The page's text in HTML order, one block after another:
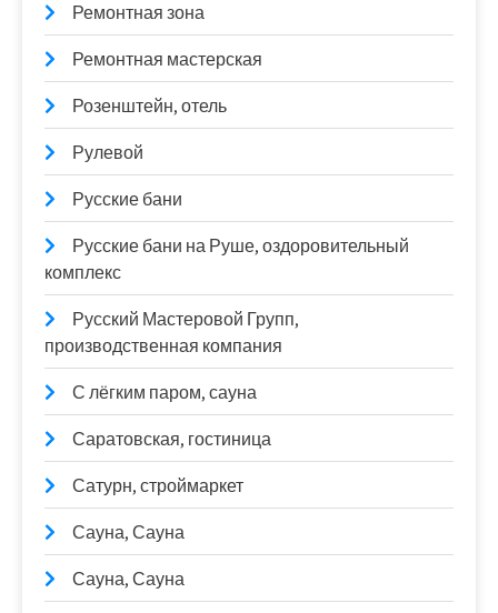
Ремонтная зона
Ремонтная мастерская
Розенштейн, отель
Рулевой
Русские бани
Русские бани на Руше, оздоровительный
комплекс
Русский Мастеровой Групп,
производственная компания
С лёгким паром, сауна
Саратовская, гостиница
Сатурн, строймаркет
Сауна, Сауна
Сауна, Сауна